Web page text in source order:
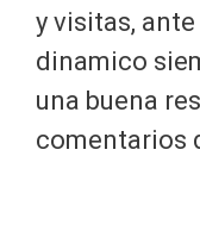
y visitas,
dinamico
una buena
comentarios